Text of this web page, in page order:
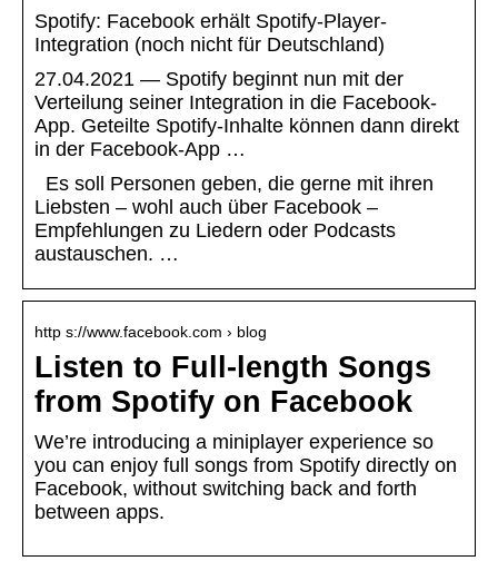
Spotify: Facebook erhält Spotify-Player-
Integration (noch nicht für Deutschland)
27.04.2021 — Spotify beginnt nun mit der
Verteilung seiner Integration in die Facebook-
App. Geteilte Spotify-Inhalte können dann direkt
in der Facebook-App …
Es soll Personen geben, die gerne mit ihren
Liebsten – wohl auch über Facebook –
Empfehlungen zu Liedern oder Podcasts
austauschen. …
http s://www.facebook.com › blog
Listen to Full-length Songs
from Spotify on Facebook
We’re introducing a miniplayer experience so
you can enjoy full songs from Spotify directly on
Facebook, without switching back and forth
between apps.